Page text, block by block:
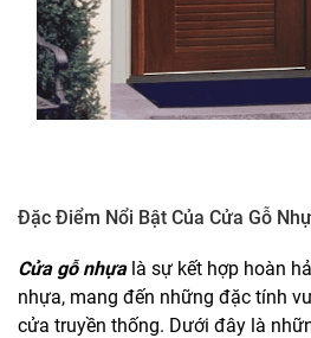
Đặc Điểm Nổi Bật Của Cửa Gỗ
Cửa gỗ nhựalà sự kết hợp hoàn
nhựa, mang đến những đặc tính
cửa truyền thống. Dưới đây là